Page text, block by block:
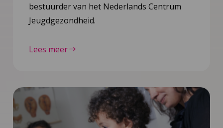
bestuurder van het Nederlands Centrum
Jeugdgezondheid.
Lees meer